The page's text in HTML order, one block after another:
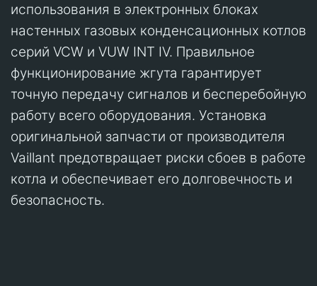
использования в электронных блоках
настенных газовых конденсационных котлов
серий VCW и VUW INT IV. Правильное
функционирование жгута гарантирует
точную передачу сигналов и бесперебойную
работу всего оборудования. Установка
оригинальной запчасти от производителя
Vaillant предотвращает риски сбоев в работе
котла и обеспечивает его долговечность и
безопасность.